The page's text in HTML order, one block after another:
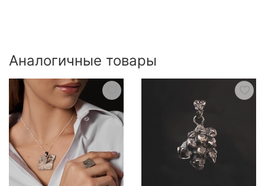
Аналогичные товары